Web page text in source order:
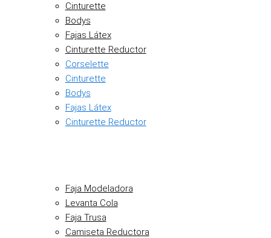
Cinturette
Bodys
Fajas Látex
Cinturette Reductor
Corselette
Cinturette
Bodys
Fajas Látex
Cinturette Reductor
Faja Modeladora
Levanta Cola
Faja Trusa
Camiseta Reductora